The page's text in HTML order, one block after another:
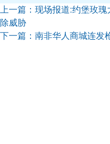
上一篇： 现场报道:约堡玫
除威胁
下一篇： 南非华人商城连发